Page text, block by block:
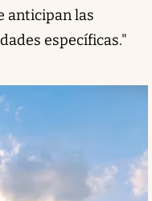
anticipan las
específicas."